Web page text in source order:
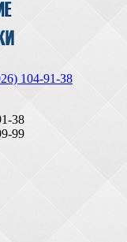
104-91-З8
38
99